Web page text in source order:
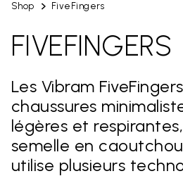
Shop FiveFingers
FIVEFINGERS
Les Vibram
chaussures
légères et
semelle en
utilise plusieurs